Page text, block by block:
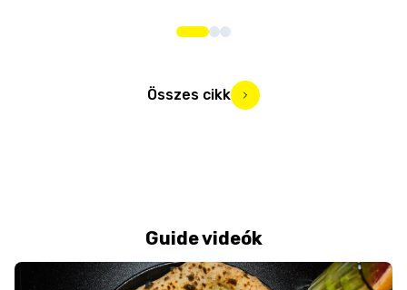
Összes cikk
Guide videók